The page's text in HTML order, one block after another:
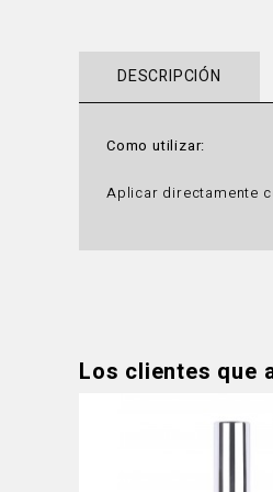
DESCRIPCIÓN
Como utilizar:
Aplicar directamente
Los clientes que
Producto Fuera De